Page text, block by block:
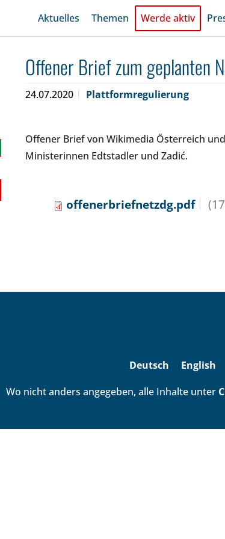
Aktuelles Themen Werde aktiv
Offener Brief zum geplanten
24.07.2020 Plattformregulierung
Offener Brief von Wikimedia Österreich
Ministerinnen Edtstadler und Zadić.
offenerbriefnetzdg.pdf
Deutsch
English
Wo nicht anders angegeben, alle Inhalte unter